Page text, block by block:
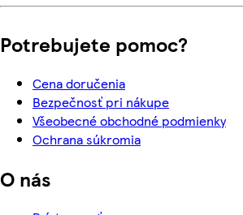
Potrebujete pomoc?
Cena doručenia
Bezpečnosť pri nákupe
Všeobecné obchodné podmienky
Ochrana súkromia
O nás